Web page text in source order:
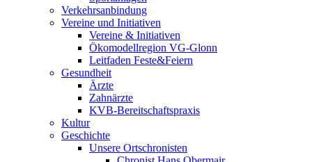
Verkehrsanbindung
Vereine und Initiativen
Vereine & Initiativen
Ökomodellregion VG-Glonn
Leitfaden Feste&Feiern
Gesundheit
Ärzte
Zahnärzte
KVB-Bereitschaftspraxis
Kultur
Geschichte
Unsere Ortschronisten